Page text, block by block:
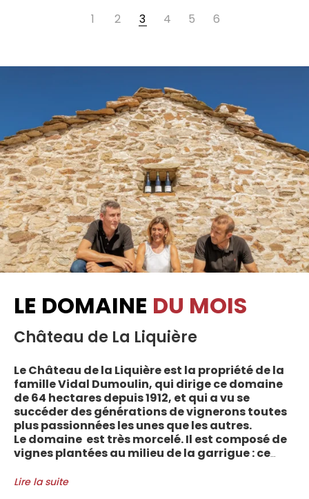
1 2 3 4 5 6
LE DOMAINE DU MOIS
Château de La Liquière
Le Château de la Liquière est la propriété de la
famille Vidal Dumoulin, qui dirige ce domaine
de 64 hectares depuis 1912, et qui a vu se
succéder des générations de vignerons toutes
plus passionnées les unes que les autres.
Le domaine est très morcelé. Il est composé de
vignes plantées au milieu de la garrigue : ce
entre les villages d’Autignac, Caussiniojouls,
Lire la suite